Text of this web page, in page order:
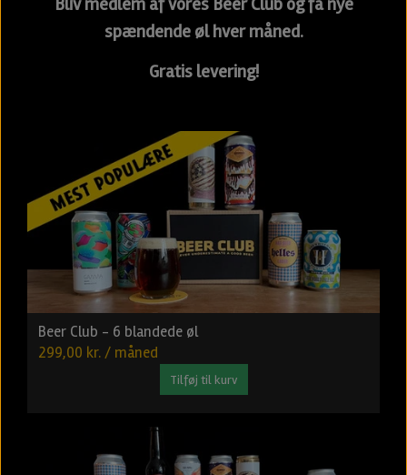
spændende øl hver måned.
Gratis levering!
Beer Club - 6 blandede øl
299,00 kr. / måned
Tilføj til kurv